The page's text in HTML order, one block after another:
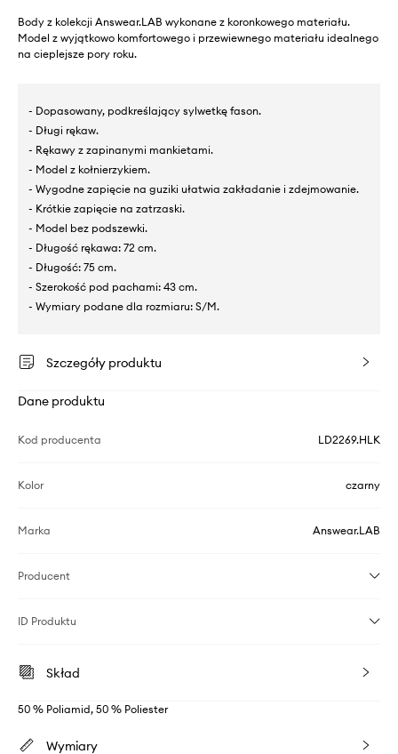
Body z kolekcji Answear.LAB wykonane z koronkowego materiału.
Model z wyjątkowo komfortowego i przewiewnego materiału idealnego
na cieplejsze pory roku.
- Dopasowany, podkreślający sylwetkę fason.
- Długi rękaw.
- Rękawy z zapinanymi mankietami.
- Model z kołnierzykiem.
- Wygodne zapięcie na guziki ułatwia zakładanie i zdejmowanie.
- Krótkie zapięcie na zatrzaski.
- Model bez podszewki.
- Długość rękawa: 72 cm.
- Długość: 75 cm.
- Szerokość pod pachami: 43 cm.
- Wymiary podane dla rozmiaru: S/M.
Szczegóły produktu
Dane produktu
Kod producenta LD2269.HLK
Kolor czarny
Marka Answear.LAB
Producent
ID Produktu
Skład
50 % Poliamid, 50 % Poliester
Wymiary